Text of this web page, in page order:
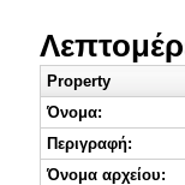
Property
Όνομα:
Περιγραφή:
Όνομα αρχείου: